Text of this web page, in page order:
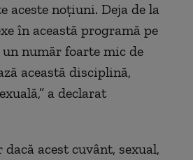
aceste noţiuni. Deja de la
în această programă pe
un număr foarte mic de
această disciplină,
a declarat
acest cuvânt, sexual,